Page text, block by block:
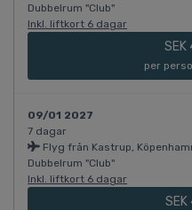
Dubbelrum "Club"
Inkl. liftkort 6 dagar
per
09/01 2027
7 dagar
Flyg från Kastrup,
Dubbelrum "Club"
Inkl. liftkort 6 dagar